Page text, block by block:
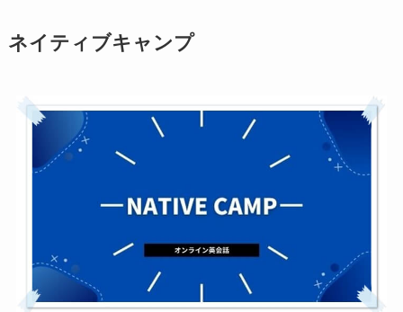
ネイティブキャンプ